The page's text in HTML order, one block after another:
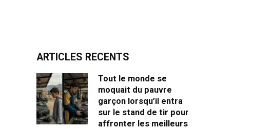
ARTICLES RECENTS
Tout le monde se
moquait du pauvre
garçon lorsqu’il entra
sur le stand de tir pour
affronter les meilleurs